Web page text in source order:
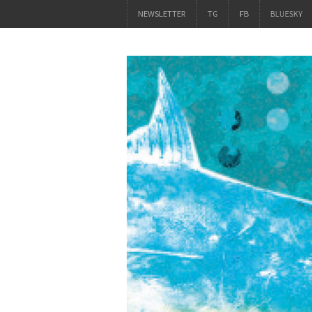
NEWSLETTER TG FB BLUESKY